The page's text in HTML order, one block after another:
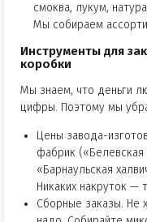
смоква, лукум,
Мы собираем
Инструменты для
коробки
Мы знаем, что деньги
цифры. Поэтому мы
Цены завода-
фабрик («Белевская
«Барнаульская
Никаких накруток —
Сборные заказы. Не